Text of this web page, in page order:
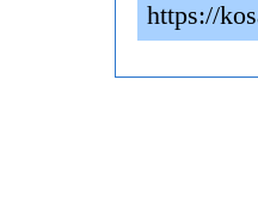
https://